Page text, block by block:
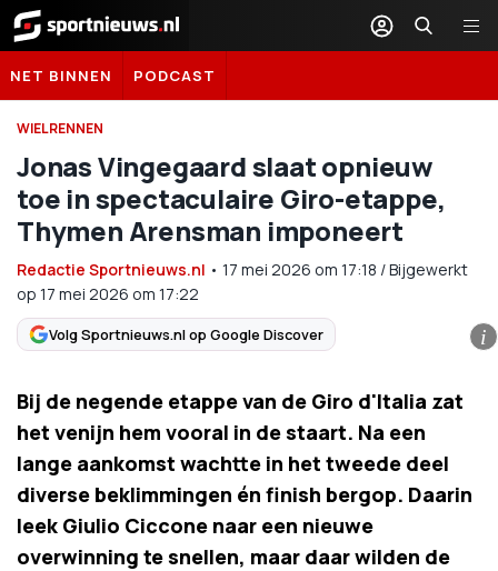
Sportnieuws.nl
NET BINNEN PODCAST
WIELRENNEN
Jonas Vingegaard slaat opnieuw
toe in spectaculaire Giro-etappe,
Thymen Arensman imponeert
Redactie Sportnieuws.nl • 17 mei 2026 om 17:18 /Bijgewerkt
op 17 mei 2026 om 17:22
Volg Sportnieuws.nl op Google Discover i
Bij de negende etappe van de Giro d'Italia zat
het venijn hem vooral in de staart. Na een
lange aankomst wachtte in het tweede deel
diverse beklimmingen én finish bergop. Daarin
leek Giulio Ciccone naar een nieuwe
overwinning te snellen, maar daar wilden de